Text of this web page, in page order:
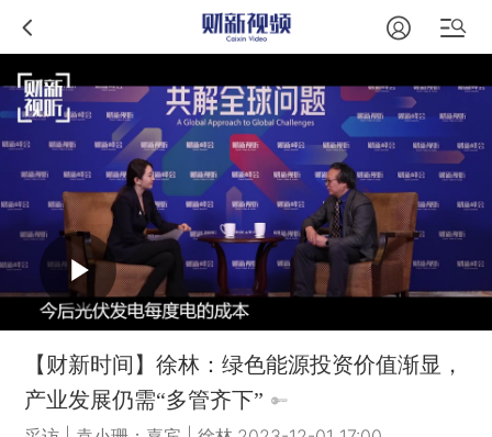
【财新时间】徐林：绿色能源投资价值渐显，
产业发展仍需“多管齐下”